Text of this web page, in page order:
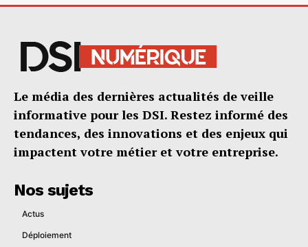
Le média des dernières actualités de veille
informative pour les DSI. Restez informé des
tendances, des innovations et des enjeux qui
impactent votre métier et votre entreprise.
Nos sujets
Actus
Déploiement